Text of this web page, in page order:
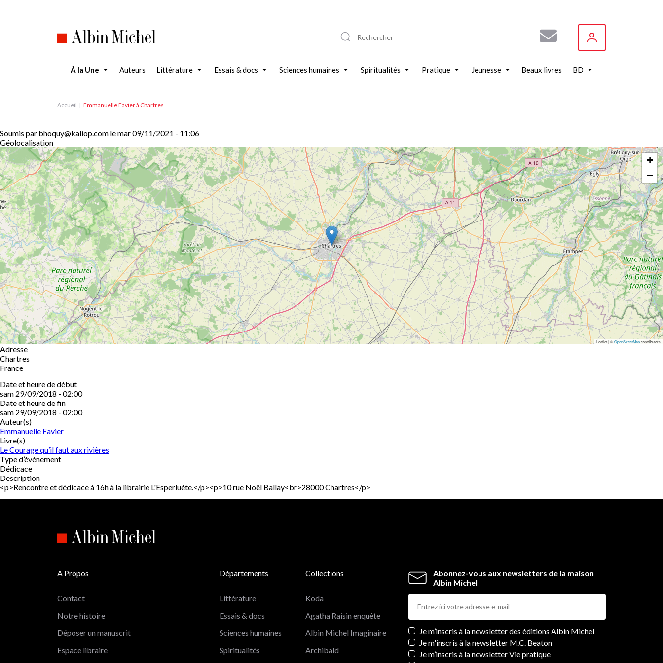
À la Une Auteurs Littérature Essais & docs Sciences humaines Spiritualités Pratique Jeunesse Beaux livres BD
Accueil Emmanuelle Favier à Chartres
Soumis par bhoquy@kaliop.com lemar 09/11/2021 - 11:06
Géolocalisation
+
−
Leaflet | ©OpenStreetMapcontributors
Adresse
Chartres
France
Date et heure de début
sam 29/09/2018 - 02:00
Date et heure de fin
sam 29/09/2018 - 02:00
Auteur(s)
Emmanuelle Favier
Livre(s)
Le Courage qu’il faut aux rivières
Type d’événement
Dédicace
Description
<p>Rencontre et dédicace à 16h à la librairie L'Esperluète.</p><p>10 rue Noël Ballay<br>28000 Chartres</p>
Abonnez-vous aux newsletters de la maison
Albin Michel
Newsletters
Je m’inscris à la newsletter des éditions Albin Michel
Je m'inscris à la newsletter M.C. Beaton
Je m’inscris à la newsletter Vie pratique
A Propos
Contact
Notre histoire
Déposer un manuscrit
Espace libraire
Départements
Littérature
Essais & docs
Sciences humaines
Spiritualités
Collections
Koda
Agatha Raisin enquête
Albin Michel Imaginaire
Archibald